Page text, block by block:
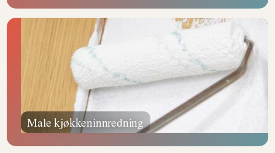
Male kjøkkeninnredning